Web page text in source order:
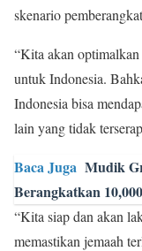
skenario
“Kita akan
untuk Indonesia.
Indonesia bisa
lain yang tidak
Baca Juga Mudik
Berangkatkan
“Kita siap dan akan
memastikan jemaah